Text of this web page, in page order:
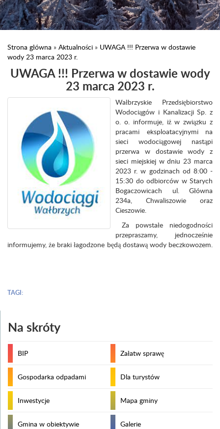
Strona główna » Aktualności » UWAGA !!! Przerwa w dostawie
wody 23 marca 2023 r.
UWAGA !!! Przerwa w dostawie wody
23 marca 2023 r.
Wałbrzyskie Przedsiębiorstwo
Wodociągów i Kanalizacji Sp. z
o. o. informuje, iż w związku z
pracami eksploatacyjnymi na
sieci wodociągowej nastąpi
przerwa w dostawie wody z
sieci miejskiej w dniu 23 marca
2023 r. w godzinach od 8:00 -
15:30 do odbiorców w Starych
Bogaczowicach ul. Główna
234a, Chwaliszowie oraz
Cieszowie.
Za powstałe niedogodności
przepraszamy, jednocześnie
informujemy, że braki łagodzone będą dostawą wody beczkowozem.
TAGI:
Na skróty
BIP Załatw sprawę
Gospodarka odpadami Dla turystów
Inwestycje Mapa gminy
Gmina w obiektywie Galerie